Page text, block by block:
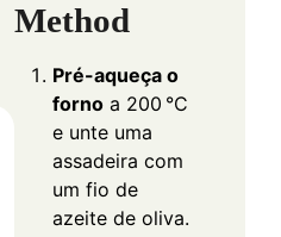
Method
Pré-aqueça o
forno a 200 °C
e unte uma
assadeira com
um fio de
azeite de oliva.